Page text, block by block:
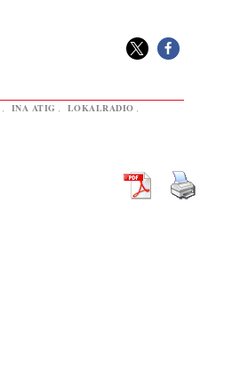
, INA ATIG , LOKALRADIO ,